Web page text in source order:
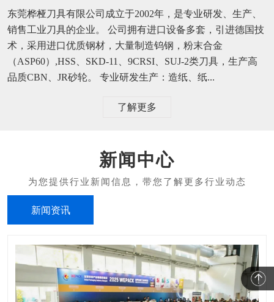
东莞桦桠刀具有限公司成立于2002年，是专业研发、生产、
销售工业刀具的企业。 公司拥有进口设备多套，引进德国技
术，采用进口优质钢材，大量制造钨钢，粉末合金
（ASP60）,HSS、SKD-11、9CRSI、SUJ-2类刀具，生产高
品质CBN、JR砂轮。 专业研发生产：造纸、纸...
了解更多
新闻中心
新闻资讯